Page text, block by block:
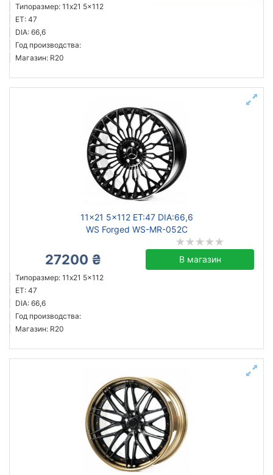
Типоразмер: 11x21 5x112
ET: 47
DIA: 66,6
Год производства:
Магазин: R20
11x21 5x112 ET:47 DIA:66,6
WS Forged WS-MR-052C
27200 ₴ В магазин
Типоразмер: 11x21 5x112
ET: 47
DIA: 66,6
Год производства:
Магазин: R20